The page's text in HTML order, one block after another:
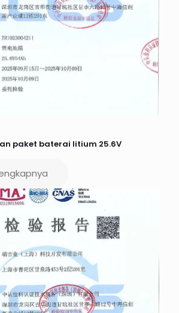
paket baterai litium 25.6V